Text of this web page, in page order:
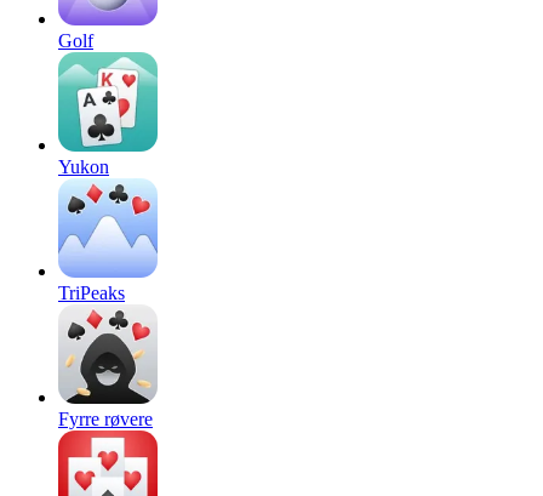
Golf
Yukon
TriPeaks
Fyrre røvere